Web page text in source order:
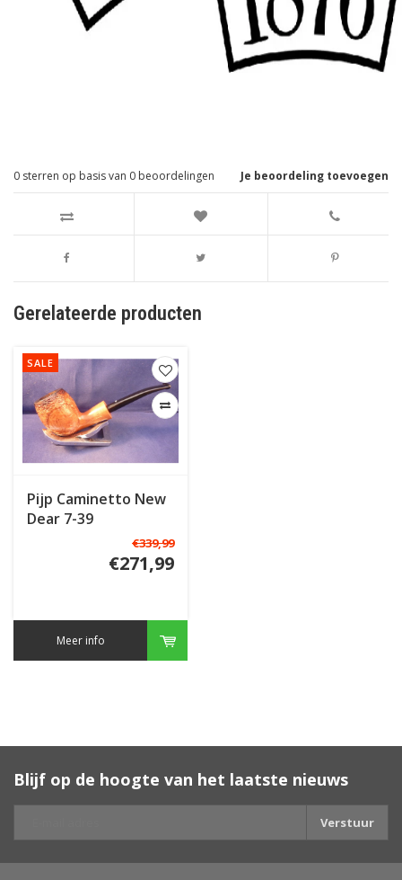
Je beoordeling toevoegen
0 sterren op basis van 0 beoordelingen
Gerelateerde producten
SALE
Pijp Caminetto New
Dear 7-39
€339,99
€271,99
Meer info
Blijf op de hoogte van het laatste nieuws
Verstuur